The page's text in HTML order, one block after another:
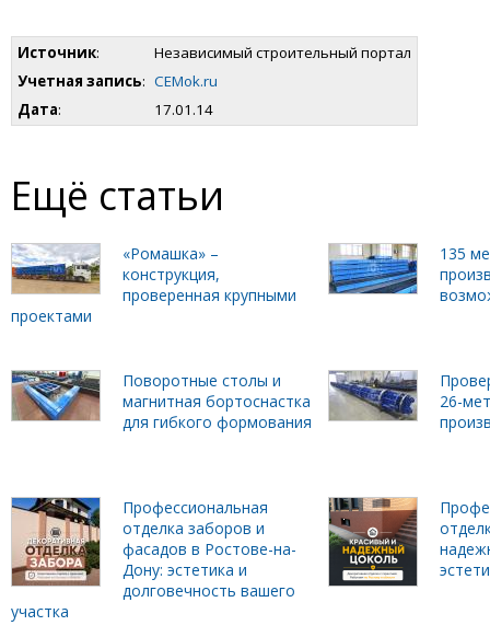
Источник:
Независимый строительный портал
Учетная запись: CEMok.ru
Дата: 17.01.14
Ещё статьи
«Ромашка» –
конструкция,
проверенная крупными
проектами
135
Поворотные столы и
магнитная бортоснастка
для гибкого формования
26-
Профессиональная
отделка заборов и
фасадов в Ростове-на-
Дону: эстетика и
долговечность вашего
участка